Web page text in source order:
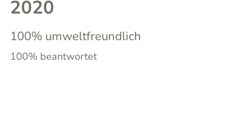
2020
100% umweltfreundlich
100% beantwortet